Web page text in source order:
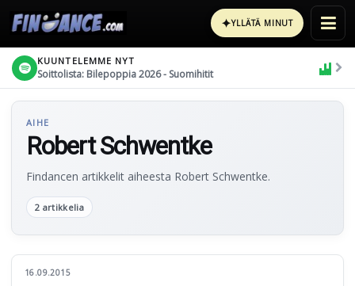
✦YLLÄTÄ MINUT
KUUNTELEMME NYT
Soittolista: Bilepoppia 2026 - Suomihitit
AIHE
Robert Schwentke
Findancen artikkelit aiheesta Robert Schwentke.
2 artikkelia
16.09.2015